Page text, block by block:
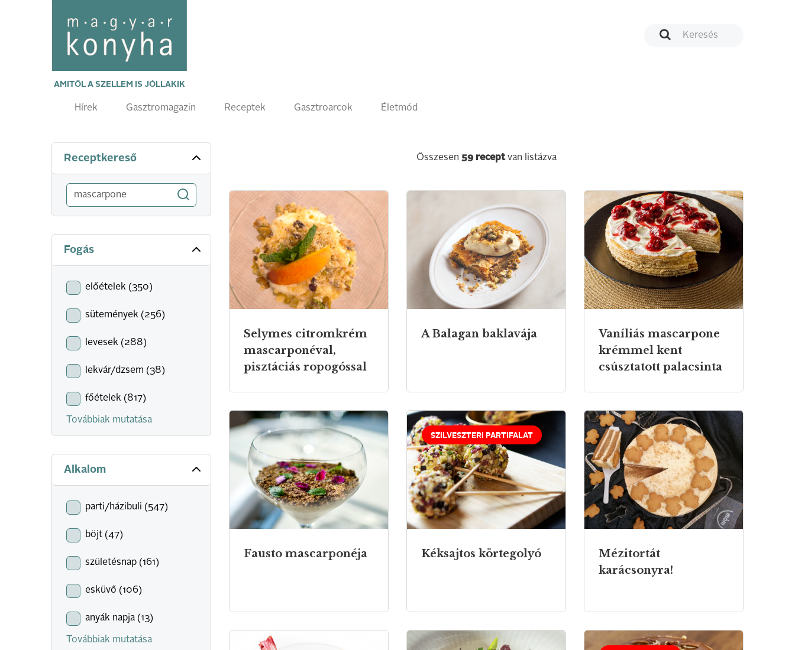
AMITŐL A SZELLEM IS JÓLLAKIK
Hírek Gasztromagazin Receptek Gasztroarcok Életmód
Receptkereső
Fogás
előételek (350)
sütemények (256)
levesek (288)
lekvár/dzsem (38)
főételek (817)
Továbbiak mutatása
Alkalom
parti/házibuli (547)
böjt (47)
születésnap (161)
esküvő (106)
anyák napja (13)
Továbbiak mutatása
Összesen 59 receptvan listázva
Selymes citromkrém
mascarponéval,
pisztáciás ropogóssal
A Balagan baklavája
Vaníliás mascarpone
krémmel kent
csúsztatott palacsinta
Fausto mascarponéja
SZILVESZTERI PARTIFALAT
Kéksajtos körtegolyó
Mézitortát
karácsonyra!